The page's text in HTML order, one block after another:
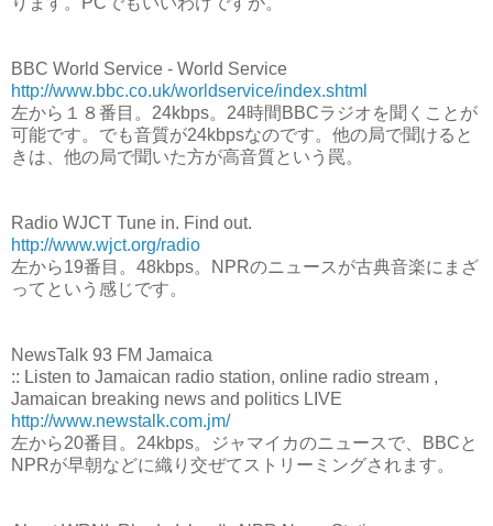
BBC World Service - World Service
http://www.bbc.co.uk/worldservice/index.shtml
左から１８番目。24kbps。24時間BBCラジオを聞くことが
可能です。でも音質が24kbpsなのです。他の局で聞けると
きは、他の局で聞いた方が高音質という罠。
Radio WJCT Tune in. Find out.
http://www.wjct.org/radio
左から19番目。48kbps。NPRのニュースが古典音楽にまざ
ってという感じです。
NewsTalk 93 FM Jamaica
:: Listen to Jamaican radio station, online radio stream ,
Jamaican breaking news and politics LIVE
http://www.newstalk.com.jm/
左から20番目。24kbps。ジャマイカのニュースで、BBCと
NPRが早朝などに織り交ぜてストリーミングされます。